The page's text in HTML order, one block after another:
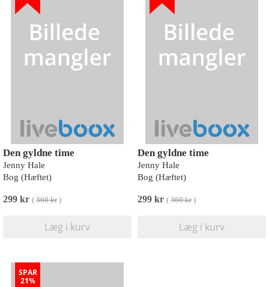
Den gyldne time
Jenny Hale
Bog (Hæftet)
299 kr ( 360 kr)
Læg i kurv
Den gyldne time
Jenny Hale
Bog (Hæftet)
299 kr ( 360 kr)
Læg i kurv
SPAR
21%